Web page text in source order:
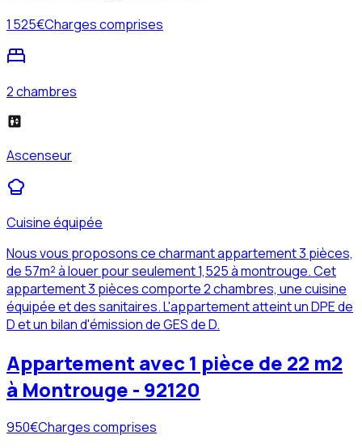
1 525€Charges comprises
2 chambres
Ascenseur
Cuisine équipée
Nous vous proposons ce charmant appartement 3 pièces,
de 57m² à louer pour seulement 1,525 à montrouge. Cet
appartement 3 pièces comporte 2 chambres, une cuisine
équipée et des sanitaires. L'appartement atteint un DPE de
D et un bilan d'émission de GES de D.
Appartement avec 1 pièce de 22 m2
à Montrouge - 92120
950€Charges comprises